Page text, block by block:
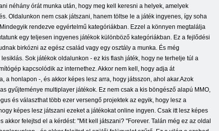
néhány órát munka után, hogy meg kell keresni a helyek, amelyek
Oldalunkon nem csak játszani, hanem töltse le a játék ingyenes, így soha
rendezve egyértelmű kategóriákban. Ezzel a könnyen megtalálja
egy teljesen ingyenes játékok különböző kategóriákban. Ez a fejlődési
birkózni az egész család vagy egy osztály a munka. És még
Sok játékok oldalunkon - ez kis flash játék, hogy ne terhelje túl a
kapcsolódik az internethez. Akkor nem kell, hogy adja át
a honlapon -, és akkor képes lesz arra, hogy játsszon, ahol akar.Azok
gyűjteménye multiplayer játékok. Ez nem csak a kis böngésző alapú MMO,
és választhat több ezer versengő projektek az egyik, hogy lesz a
képes lesz játszani ezeket a játékokat online ingyen. Csak itt lesz képes
felejtsd el a kérdést: "Mit kell játszani? "Forever. Talán még ez az oldal